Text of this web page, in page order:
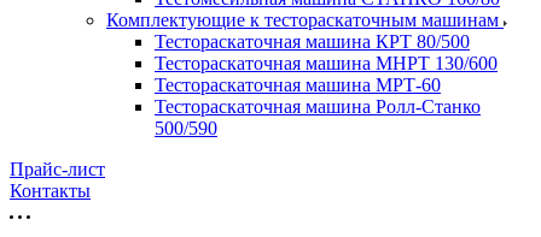
Комплектующие к тестораскаточным машинам
Тестораскаточная машина КРТ 80/500
Тестораскаточная машина МНРТ 130/600
Тестораскаточная машина МРТ-60
Тестораскаточная машина Ролл-Станко
500/590
Прайс-лист
Контакты